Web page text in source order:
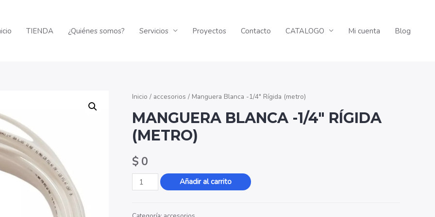
TIENDA ¿Quiénes somos? Servicios Proyectos Contacto CATALOGO Mi cuenta Blog
Inicio / accesorios / Manguera Blanca -1/4″ Rígida (metro)
MANGUERA BLANCA -1/4″ RÍGIDA
(METRO)
$ 0
Manguera
Blanca
Añadir al carrito